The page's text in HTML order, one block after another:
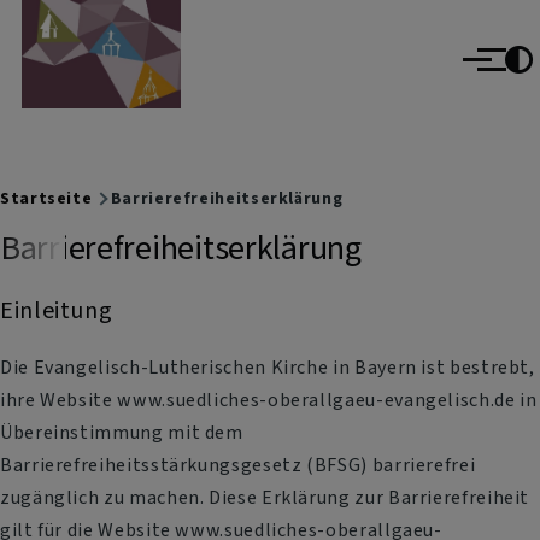
Direkt zum Inhalt
Evangelisch im Oberallgäu
evangelisch im World Wide Web
Menü
Breadcrumb
Startseite Barrierefreiheitserklärung
Barrierefreiheitserklärung
Einleitung
Die Evangelisch-Lutherischen Kirche in Bayern ist bestrebt,
ihre Website www.suedliches-oberallgaeu-evangelisch.de in
Übereinstimmung mit dem
Barrierefreiheitsstärkungsgesetz (BFSG) barrierefrei
zugänglich zu machen. Diese Erklärung zur Barrierefreiheit
gilt für die Website www.suedliches-oberallgaeu-